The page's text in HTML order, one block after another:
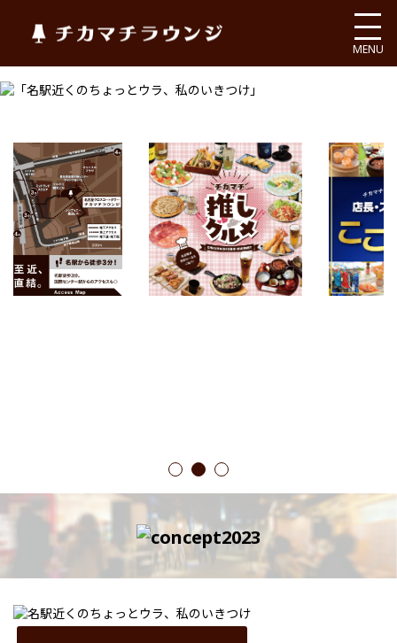
チカマチラウンジ
MENU
1 2 3